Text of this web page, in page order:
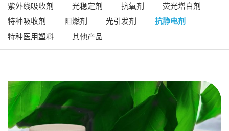
紫外线吸收剂 光稳定剂 抗氧剂
荧光增白剂
特种吸收剂
阻燃剂 光引发剂
抗静电剂
特种医用塑料
其他产品